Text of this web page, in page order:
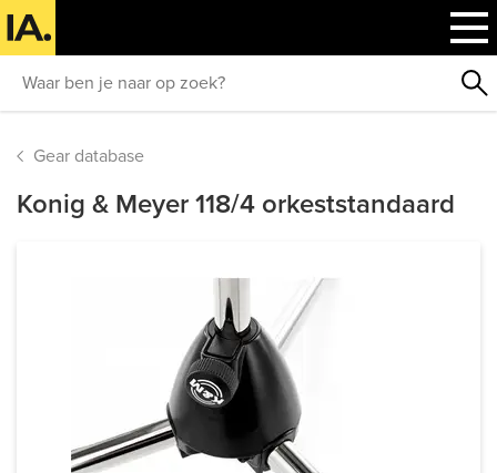
Gear database
Konig & Meyer 118/4 orkeststandaard